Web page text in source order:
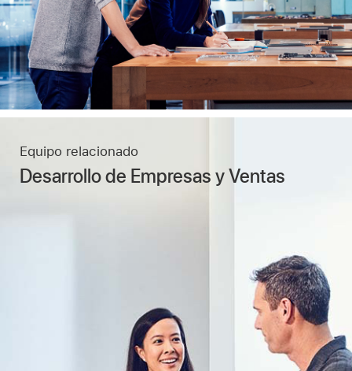
Equipo relacionado
Desarrollo de Empresas y Ventas